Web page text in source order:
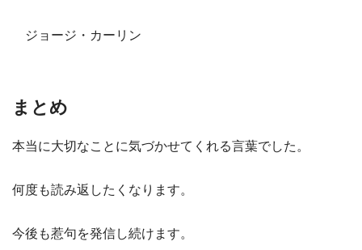
ジョージ・カーリン
まとめ
本当に大切なことに気づかせてくれる言葉でした。
何度も読み返したくなります。
今後も惹句を発信し続けます。